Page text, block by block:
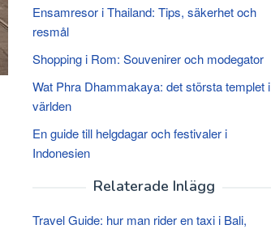
Ensamresor i Thailand: Tips, säkerhet och
resmål
Shopping i Rom: Souvenirer och modegator
Wat Phra Dhammakaya: det största templet i
världen
En guide till helgdagar och festivaler i
Indonesien
Relaterade Inlägg
Travel Guide: hur man rider en taxi i Bali,